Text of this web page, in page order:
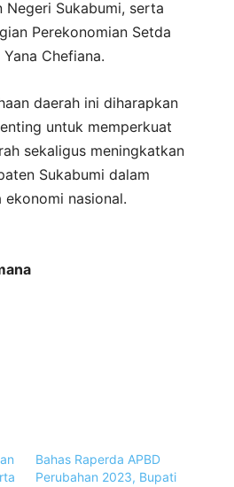
Negeri Sukabumi, serta
Perekonomian Setda
Chefiana.
daerah ini diharapkan
untuk memperkuat
sekaligus meningkatkan
Sukabumi dalam
nasional.
Bahas Raperda APBD
Perubahan 2023, Bupati